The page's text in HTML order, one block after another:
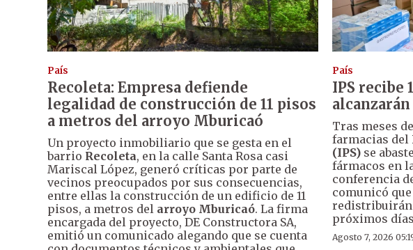
País
Recoleta: Empresa defiende
legalidad de construcción de 11 pisos
a metros del arroyo Mburicaó
Un proyecto inmobiliario que se gesta en el
barrio Recoleta, en la calle Santa Rosa casi
Mariscal López, generó críticas por parte de
vecinos preocupados por sus consecuencias,
entre ellas la construcción de un edificio de 11
pisos, a metros del arroyo Mburicaó. La firma
encargada del proyecto, DE Constructora SA,
emitió un comunicado alegando que se cuenta
País
IPS recibe
Tras meses
farmacias del
(IPS) se
fármacos en
conferencia
comunicó
redistribuirán
próximos
Agosto 7, 2026